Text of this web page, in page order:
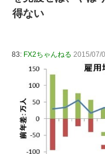
得ない
83: FX2ちゃんねる 2015/07/